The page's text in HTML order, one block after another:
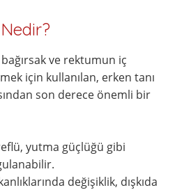
ve rektumun iç
için kullanılan, erken tanı
son derece önemli bir
yutma güçlüğü gibi
değişiklik, dışkıda